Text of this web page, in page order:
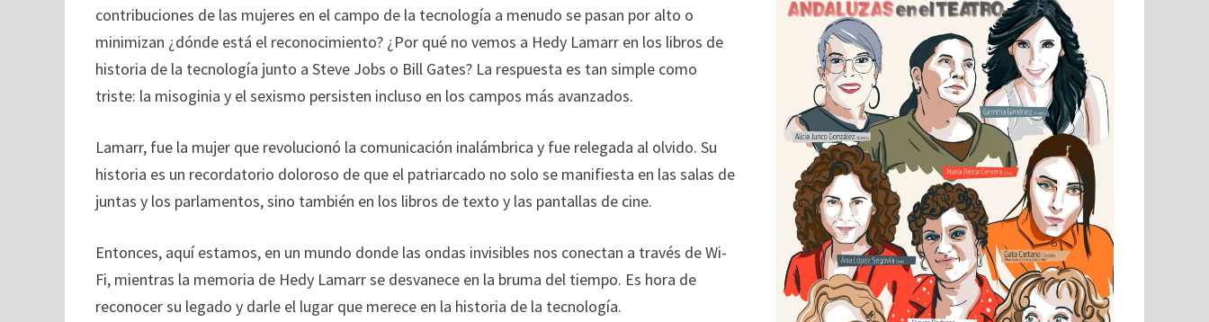
contribuciones de las mujeres en el campo de la tecnología a menudo se pasan por alto o
minimizan ¿dónde está el reconocimiento? ¿Por qué no vemos a Hedy Lamarr en los libros de
historia de la tecnología junto a Steve Jobs o Bill Gates? La respuesta es tan simple como
triste: la misoginia y el sexismo persisten incluso en los campos más avanzados.
Lamarr, fue la mujer que revolucionó la comunicación inalámbrica y fue relegada al olvido. Su
historia es un recordatorio doloroso de que el patriarcado no solo se manifiesta en las salas de
juntas y los parlamentos, sino también en los libros de texto y las pantallas de cine.
Entonces, aquí estamos, en un mundo donde las ondas invisibles nos conectan a través de Wi-
Fi, mientras la memoria de Hedy Lamarr se desvanece en la bruma del tiempo. Es hora de
reconocer su legado y darle el lugar que merece en la historia de la tecnología.